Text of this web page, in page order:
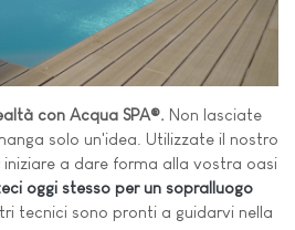
con Acqua SPA®. Non lasciate
solo un'idea. Utilizzate il nostro
iniziare a dare forma alla vostra oasi
oggi stesso per un sopralluogo
tecnici sono pronti a guidarvi nella